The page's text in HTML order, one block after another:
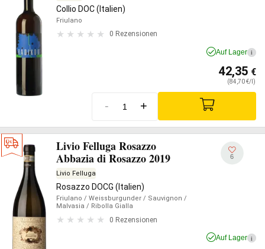
Collio DOC (Italien)
Friulano
0 Rezensionen
Auf Lager i
42,35 €
(84,70 €/l)
- +
Livio Felluga Rosazzo
Abbazia di Rosazzo 2019
Livio Felluga
Rosazzo DOCG (Italien)
Friulano / Weissburgunder / Sauvignon /
Malvasia / Ribolla Gialla
0 Rezensionen
6
Auf Lager i